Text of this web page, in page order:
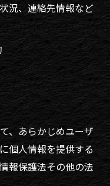
況、連絡先情報など
、あらかじめユーザ
個人情報を提供する
報保護法その他の法